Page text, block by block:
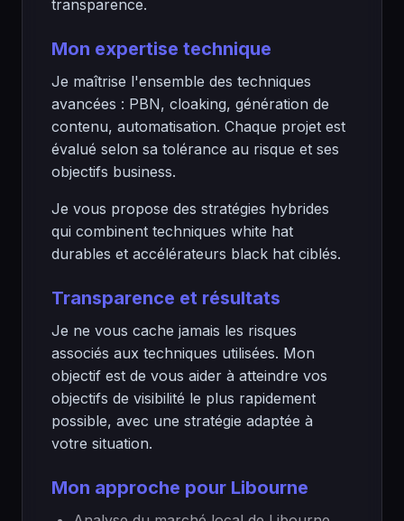
transparence.
Mon expertise technique
Je maîtrise l'ensemble des techniques
avancées : PBN, cloaking, génération de
contenu, automatisation. Chaque projet est
évalué selon sa tolérance au risque et ses
objectifs business.
Je vous propose des stratégies hybrides
qui combinent techniques white hat
durables et accélérateurs black hat ciblés.
Transparence et résultats
Je ne vous cache jamais les risques
associés aux techniques utilisées. Mon
objectif est de vous aider à atteindre vos
objectifs de visibilité le plus rapidement
possible, avec une stratégie adaptée à
votre situation.
Mon approche pour Libourne